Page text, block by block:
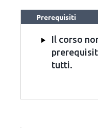
Prerequisiti
Il corso
tutti.